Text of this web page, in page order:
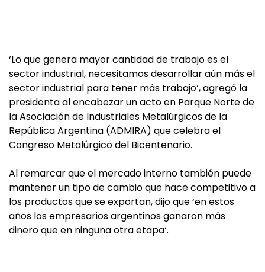
‘Lo que genera mayor cantidad de trabajo es el
sector industrial, necesitamos desarrollar aún más el
sector industrial para tener más trabajo‘, agregó la
presidenta al encabezar un acto en Parque Norte de
la Asociación de Industriales Metalúrgicos de la
República Argentina (ADMIRA) que celebra el
Congreso Metalúrgico del Bicentenario.
Al remarcar que el mercado interno también puede
mantener un tipo de cambio que hace competitivo a
los productos que se exportan, dijo que ‘en estos
años los empresarios argentinos ganaron más
dinero que en ninguna otra etapa‘.